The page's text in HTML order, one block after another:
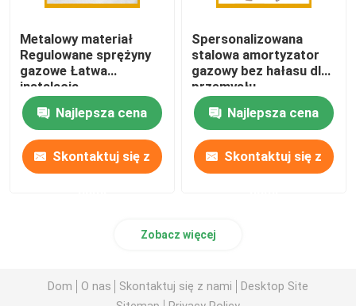
Metalowy materiał
Regulowane sprężyny
gazowe Łatwa
instalacja
Amortyzatory gazowe
bagażnika samochodu
Najlepsza cena
Skontaktuj się z
Spersonalizowana
stalowa amortyzator
gazowy bez hałasu dla
przemysłu
automatycznego /
mebli Najlepsza cena
Skontaktuj się z
Zobacz więcej
Dom O nas Skontaktuj się z nami
Desktop Site